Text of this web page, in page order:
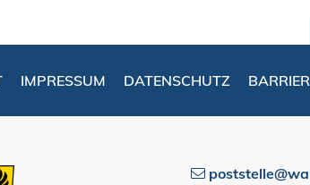
IMPRESSUM DATENSCHUTZ